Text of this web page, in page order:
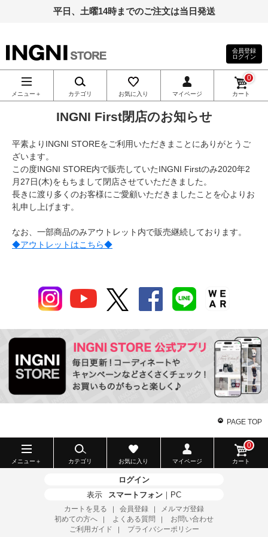
平日、土曜14時までのご注文は当日発送
INGNI（イン
グ）公式通
販｜INGNI
STORE
会員登録
ログイン
メニュー＋ カテゴリ お気に入り マイページ カート
0
INGNI First閉店のお知らせ
平素よりINGNI STOREをご利用いただきまことにありがとうご
ざいます。
この度INGNI STORE内で販売していたINGNI Firstのみ2020年2
月27日(木)をもちまして閉店させていただきました。
長きに渡り多くのお客様にご愛顧いただきましたことを心よりお
礼申し上げます。
なお、一部商品のみアウトレット内で販売継続しております。
◆アウトレットはこちら◆
PAGE TOP
メニュー＋ カテゴリ お気に入り マイページ カート
0
ログイン
表示
スマートフォン ｜ PC
カートを見る ｜ 会員登録 ｜
メルマガ登録
初めての方へ
｜ よくある質問 ｜
お問い合わせ
ご利用ガイド
プライバシーポリシー